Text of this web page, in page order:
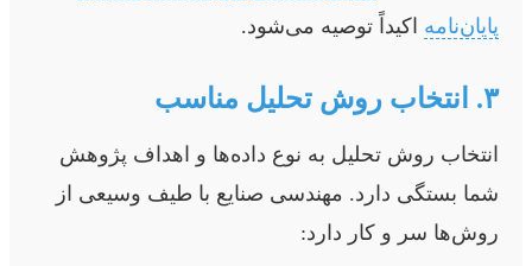
پایان‌نامه اکیداً توصیه می‌شود.
۳. انتخاب روش تحلیل مناسب
انتخاب روش تحلیل به نوع داده‌ها و اهداف پژوهش
شما بستگی دارد. مهندسی صنایع با طیف وسیعی از
روش‌ها سر و کار دارد: